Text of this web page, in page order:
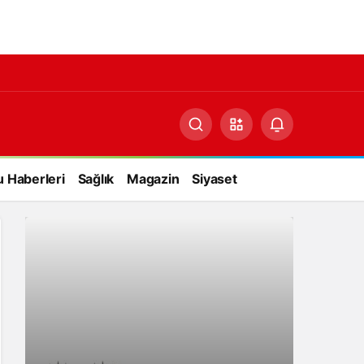
Haberleri Sağlık Magazin Siyaset